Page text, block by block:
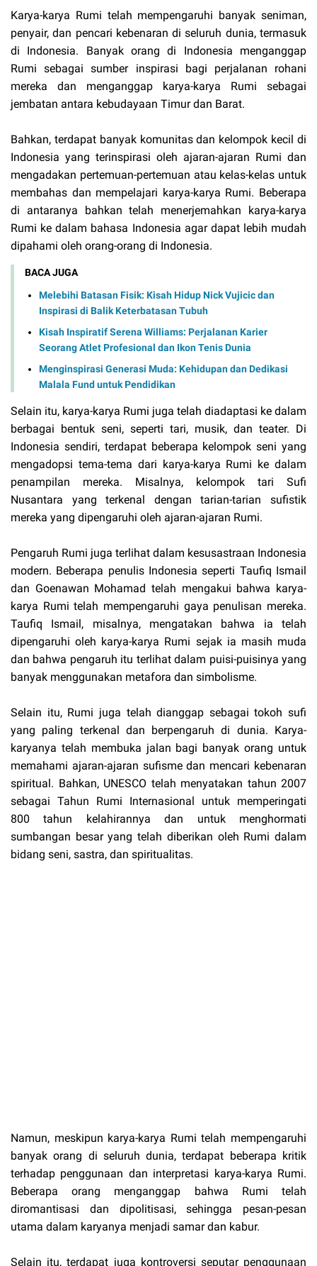
Karya-karya Rumi telah mempengaruhi banyak seniman,
penyair, dan pencari kebenaran di seluruh dunia, termasuk
di Indonesia. Banyak orang di Indonesia menganggap
Rumi sebagai sumber inspirasi bagi perjalanan rohani
mereka dan menganggap karya-karya Rumi sebagai
jembatan antara kebudayaan Timur dan Barat.
Bahkan, terdapat banyak komunitas dan kelompok kecil di
Indonesia yang terinspirasi oleh ajaran-ajaran Rumi dan
mengadakan pertemuan-pertemuan atau kelas-kelas untuk
membahas dan mempelajari karya-karya Rumi. Beberapa
di antaranya bahkan telah menerjemahkan karya-karya
Rumi ke dalam bahasa Indonesia agar dapat lebih mudah
dipahami oleh orang-orang di Indonesia.
BACA JUGA
Melebihi Batasan Fisik: Kisah Hidup Nick Vujicic dan
Inspirasi di Balik Keterbatasan Tubuh
Kisah Inspiratif Serena Williams: Perjalanan Karier
Seorang Atlet Profesional dan Ikon Tenis Dunia
Menginspirasi Generasi Muda: Kehidupan dan Dedikasi
Malala Fund untuk Pendidikan
Selain itu, karya-karya Rumi juga telah diadaptasi ke dalam
berbagai bentuk seni, seperti tari, musik, dan teater. Di
Indonesia sendiri, terdapat beberapa kelompok seni yang
mengadopsi tema-tema dari karya-karya Rumi ke dalam
penampilan mereka. Misalnya, kelompok tari Sufi
Nusantara yang terkenal dengan tarian-tarian sufistik
mereka yang dipengaruhi oleh ajaran-ajaran Rumi.
Pengaruh Rumi juga terlihat dalam kesusastraan Indonesia
modern. Beberapa penulis Indonesia seperti Taufiq Ismail
dan Goenawan Mohamad telah mengakui bahwa karya-
karya Rumi telah mempengaruhi gaya penulisan mereka.
Taufiq Ismail, misalnya, mengatakan bahwa ia telah
dipengaruhi oleh karya-karya Rumi sejak ia masih muda
dan bahwa pengaruh itu terlihat dalam puisi-puisinya yang
banyak menggunakan metafora dan simbolisme.
Selain itu, Rumi juga telah dianggap sebagai tokoh sufi
yang paling terkenal dan berpengaruh di dunia. Karya-
karyanya telah membuka jalan bagi banyak orang untuk
memahami ajaran-ajaran sufisme dan mencari kebenaran
spiritual. Bahkan, UNESCO telah menyatakan tahun 2007
sebagai Tahun Rumi Internasional untuk memperingati
800 tahun kelahirannya dan untuk menghormati
sumbangan besar yang telah diberikan oleh Rumi dalam
bidang seni, sastra, dan spiritualitas.
Namun, meskipun karya-karya Rumi telah mempengaruhi
banyak orang di seluruh dunia, terdapat beberapa kritik
terhadap penggunaan dan interpretasi karya-karya Rumi.
Beberapa orang menganggap bahwa Rumi telah
diromantisasi dan dipolitisasi, sehingga pesan-pesan
utama dalam karyanya menjadi samar dan kabur.
Selain itu, terdapat juga kontroversi seputar penggunaan